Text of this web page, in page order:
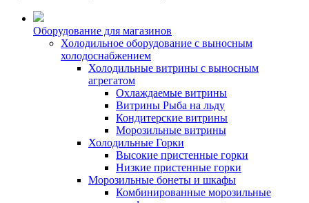
Оборудование для магазинов
Холодильное оборудование с выносным
холодоснабжением
Холодильные витрины с выносным
агрегатом
Охлаждаемые витрины
Витрины Рыба на льду
Кондитерские витрины
Морозильные витрины
Холодильные Горки
Высокие пристенные горки
Низкие пристенные горки
Морозильные бонеты и шкафы
Комбинированные морозильные